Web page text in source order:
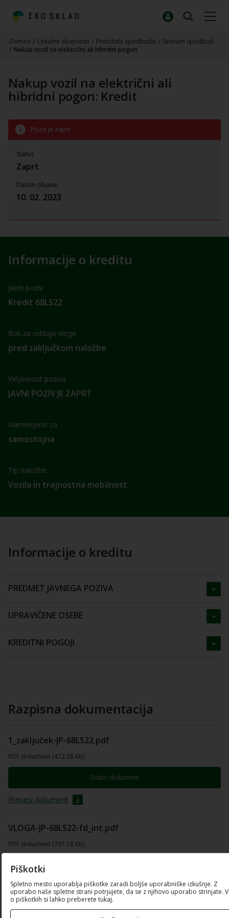
Domov / Lokalne skupnosti / Pridobite spodbudo / Seznam spodbud
/ Nakup vozil na električni ali hibridni pogon
Nakup vozil na električni ali
hibridni pogon: Kredit
Informacije o kreditu
Javni poziv
Kredit 68LS22
Rok za oddajo vloge
pred zaključkom naložbe
Veljavnost poziva
JAVNI POZIV JE ZAPRT
Namenjeno za
samostojna
Tip naložbe
Vozila in trajnostna mobilnost
Informacije o kreditu
PREDMET JAVNEGA POZIVA
UPRAVIČENE OSEBE
KREDITNI POGOJI
Poziv je zaprt
Status
Zaprt
Datum objave
10. 02. 2023
Razpisna dokumentacija
1_zaključek-JP-68LS22.pdf
PDF dokument (472.58 Kb)
Odpri dokument
Prenesi dokument
VLOGA-JP-68LS22-fd_int.pdf
PDF dokument (761.18 Kb)
Prenesi dokument
Piškotki
Spletno mesto uporablja piškotke zaradi boljše uporabniške izkušnje. Z
uporabo naše spletne strani potrjujete, da se z njihovo uporabo strinjate.
o piškotkih si lahko preberete tukaj.